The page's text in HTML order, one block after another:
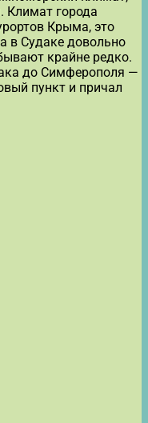
города
Крыма, это
в Судаке довольно
крайне редко.
до Симферополя —
пункт и причал